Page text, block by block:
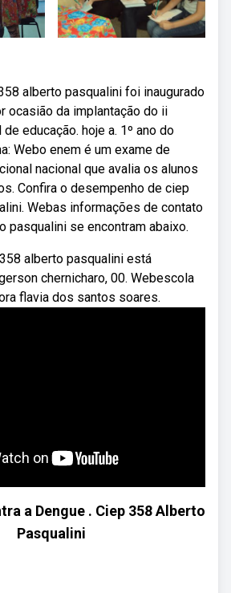
alberto pasqualini foi inaugurado
ocasião da implantação do ii
educação. hoje a. 1º ano do
Webo enem é um exame de
nacional que avalia os alunos
Confira o desempenho de ciep
Webas informações de contato
pasqualini se encontram abaixo.
alberto pasqualini está
chernicharo, 00. Webescola
flavia dos santos soares.
a Dengue . Ciep 358 Alberto
Pasqualini